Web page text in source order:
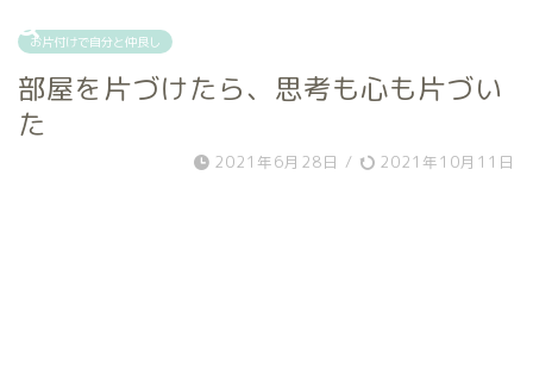
お片付けで自分と仲良し
部屋を片づけたら、思考も心も片づい
た
2021年6月28日 / 2021年10月11日